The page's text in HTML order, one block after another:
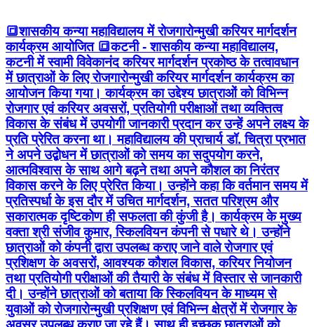
🔳शासकीय कन्या महाविद्यालय में रोजगारोन्मुखी करियर मार्गदर्शन
कार्यक्रम आयोजित 🔳कटनी - शासकीय कन्या महाविद्यालय,
कटनी में स्वामी विवेकानंद करियर मार्गदर्शन प्रकोष्ठ के तत्वावधान
में छात्राओं के लिए रोजगारोन्मुखी करियर मार्गदर्शन कार्यक्रम का
आयोजन किया गया। कार्यक्रम का उद्देश्य छात्राओं को विभिन्न
रोजगार एवं करियर अवसरों, प्रतियोगी परीक्षाओं तथा व्यक्तित्व
विकास के संबंध में उपयोगी जानकारी प्रदान कर उन्हें अपने लक्ष्य के
प्रति प्रेरित करना था। महाविद्यालय की प्राचार्य डॉ. चित्रा प्रभात
ने अपने उद्बोधन में छात्राओं को समय का सदुपयोग करने,
आत्मविश्वास के साथ आगे बढ़ने तथा अपने कौशल का निरंतर
विकास करने के लिए प्रेरित किया। उन्होंने कहा कि वर्तमान समय में
प्रतिस्पर्धा के इस दौर में उचित मार्गदर्शन, सतत परिश्रम और
सकारात्मक दृष्टिकोण ही सफलता की कुंजी है। कार्यक्रम के मुख्य
वक्ता श्री संजीव कुमार, स्किलवियन कंपनी से पधारे थे। उन्होंने
छात्राओं को कंपनी द्वारा उपलब्ध कराए जाने वाले रोजगार एवं
प्रशिक्षण के अवसरों, आवश्यक कौशल विकास, करियर नियोजन
तथा प्रतियोगी परीक्षाओं की तैयारी के संबंध में विस्तार से जानकारी
दी। उन्होंने छात्राओं को बताया कि स्किलवियन के माध्यम से
युवाओं को रोजगारोन्मुखी प्रशिक्षण एवं विभिन्न क्षेत्रों में रोजगार के